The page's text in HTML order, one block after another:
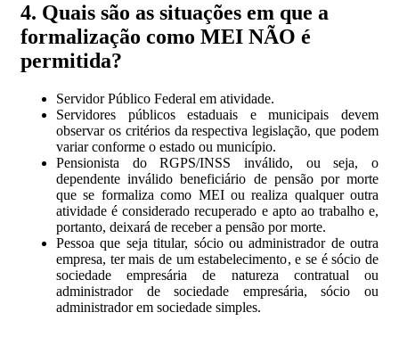
4. Quais são as situações em que a
formalização como MEI NÃO é
permitida?
Servidor Público Federal em atividade.
Servidores públicos estaduais e municipais devem
observar os critérios da respectiva legislação, que podem
variar conforme o estado ou município.
Pensionista do RGPS/INSS inválido, ou seja, o
dependente inválido beneficiário de pensão por morte
que se formaliza como MEI ou realiza qualquer outra
atividade é considerado recuperado e apto ao trabalho e,
portanto, deixará de receber a pensão por morte.
Pessoa que seja titular, sócio ou administrador de outra
empresa, ter mais de um estabelecimento, e se é sócio de
sociedade empresária de natureza contratual ou
administrador de sociedade empresária, sócio ou
administrador em sociedade simples.